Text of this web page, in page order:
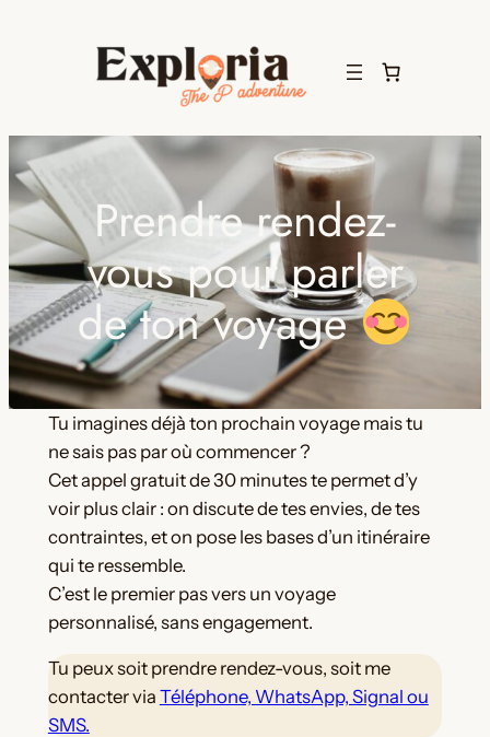
Prendre rendez-
vous pour parler
de ton voyage
Tu imagines déjà ton prochain voyage mais tu
ne sais pas par où commencer ?
Cet appel gratuit de 30 minutes te permet d’y
voir plus clair : on discute de tes envies, de tes
contraintes, et on pose les bases d’un itinéraire
qui te ressemble.
C’est le premier pas vers un voyage
personnalisé, sans engagement.
Tu peux soit prendre rendez-vous, soit me
contacter via Téléphone, WhatsApp, Signal ou
SMS.